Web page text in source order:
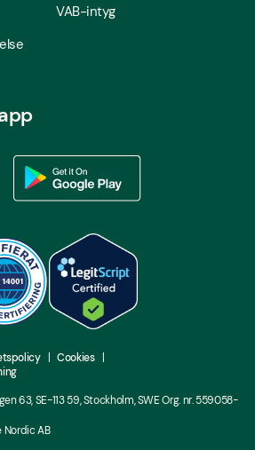
VAB-intyg
Cookies
63, SE-113 59, Stockholm, SWE Org. nr. 559058-
Nordic AB